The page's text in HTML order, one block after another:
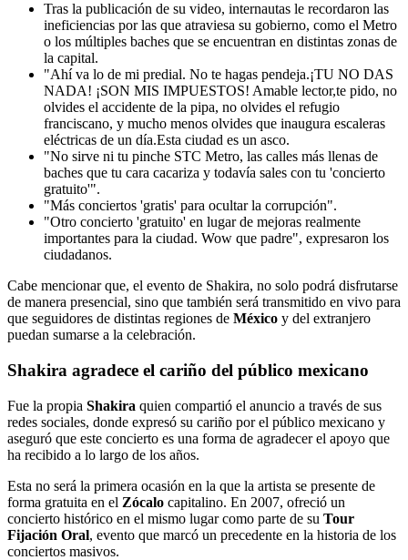
Tras la publicación de su video, internautas le recordaron las
ineficiencias por las que atraviesa su gobierno, como el Metro
o los múltiples baches que se encuentran en distintas zonas de
la capital.
"Ahí va lo de mi predial. No te hagas pendeja.¡TU NO DAS
NADA! ¡SON MIS IMPUESTOS! Amable lector,te pido, no
olvides el accidente de la pipa, no olvides el refugio
franciscano, y mucho menos olvides que inaugura escaleras
eléctricas de un día.Esta ciudad es un asco.
"No sirve ni tu pinche STC Metro, las calles más llenas de
baches que tu cara cacariza y todavía sales con tu 'concierto
gratuito'".
"Más conciertos 'gratis' para ocultar la corrupción".
"Otro concierto 'gratuito' en lugar de mejoras realmente
importantes para la ciudad. Wow que padre", expresaron los
ciudadanos.
Cabe mencionar que, el evento de Shakira, no solo podrá disfrutarse
de manera presencial, sino que también será transmitido en vivo para
que seguidores de distintas regiones de México y del extranjero
puedan sumarse a la celebración.
Shakira agradece el cariño del público mexicano
Fue la propia Shakira quien compartió el anuncio a través de sus
redes sociales, donde expresó su cariño por el público mexicano y
aseguró que este concierto es una forma de agradecer el apoyo que
ha recibido a lo largo de los años.
Esta no será la primera ocasión en la que la artista se presente de
forma gratuita en el Zócalo capitalino. En 2007, ofreció un
concierto histórico en el mismo lugar como parte de su Tour
Fijación Oral, evento que marcó un precedente en la historia de los
conciertos masivos.